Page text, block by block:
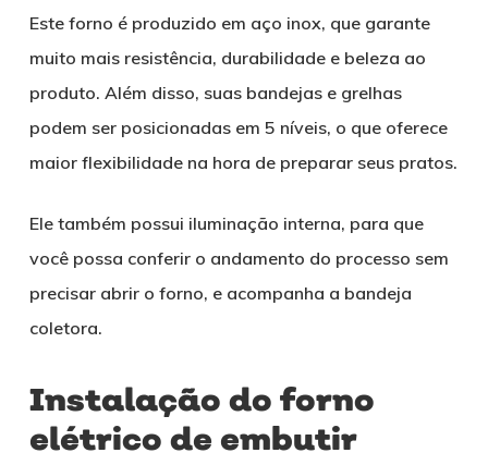
Este forno é produzido em aço inox, que garante
muito mais resistência, durabilidade e beleza ao
produto. Além disso, suas bandejas e grelhas
podem ser posicionadas em 5 níveis, o que oferece
maior flexibilidade na hora de preparar seus pratos.
Ele também possui iluminação interna, para que
você possa conferir o andamento do processo sem
precisar abrir o forno, e acompanha a bandeja
coletora.
Instalação do forno
elétrico de embutir